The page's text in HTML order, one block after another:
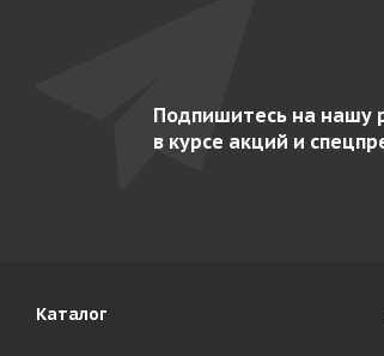
Подпишитесь на нашу
в курсе акций и
Каталог